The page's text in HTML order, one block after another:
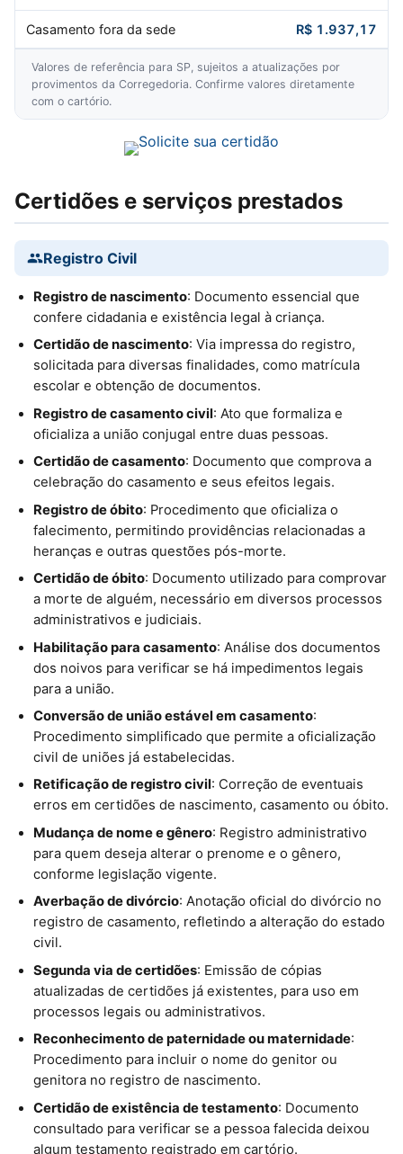
Casamento fora da sede R$ 1.937,17
Valores de referência para SP, sujeitos a atualizações por
provimentos da Corregedoria. Confirme valores diretamente
com o cartório.
Certidões e serviços prestados
Registro Civil
Registro de nascimento: Documento essencial que
confere cidadania e existência legal à criança.
Certidão de nascimento: Via impressa do registro,
solicitada para diversas finalidades, como matrícula
escolar e obtenção de documentos.
Registro de casamento civil: Ato que formaliza e
oficializa a união conjugal entre duas pessoas.
Certidão de casamento: Documento que comprova a
celebração do casamento e seus efeitos legais.
Registro de óbito: Procedimento que oficializa o
falecimento, permitindo providências relacionadas a
heranças e outras questões pós-morte.
Certidão de óbito: Documento utilizado para comprovar
a morte de alguém, necessário em diversos processos
administrativos e judiciais.
Habilitação para casamento: Análise dos documentos
dos noivos para verificar se há impedimentos legais
para a união.
Conversão de união estável em casamento:
Procedimento simplificado que permite a oficialização
civil de uniões já estabelecidas.
Retificação de registro civil: Correção de eventuais
erros em certidões de nascimento, casamento ou óbito.
Mudança de nome e gênero: Registro administrativo
para quem deseja alterar o prenome e o gênero,
conforme legislação vigente.
Averbação de divórcio: Anotação oficial do divórcio no
registro de casamento, refletindo a alteração do estado
civil.
Segunda via de certidões: Emissão de cópias
atualizadas de certidões já existentes, para uso em
processos legais ou administrativos.
Reconhecimento de paternidade ou maternidade:
Procedimento para incluir o nome do genitor ou
genitora no registro de nascimento.
Certidão de existência de testamento: Documento
consultado para verificar se a pessoa falecida deixou
algum testamento registrado em cartório.